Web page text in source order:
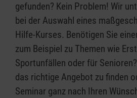
gefunden? Kein Problem! Wir
bei der Auswahl eines
Hilfe-Kurses. Benötigen Sie
zum Beispiel zu Themen wie
Sportunfällen oder für
das richtige Angebot zu finden
Seminar ganz nach Ihren